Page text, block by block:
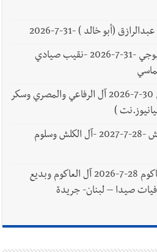
(أبو خالد ) -31-7-2026
وفاة الحاج مصطفى محمود بوجي -31-7-2026 -نقيب صيادي
وفاة الحاج نور الدين الرفاعي 30-7-2026 آل الرفاعي والمصري وسكر
)
وفاة الحاج حسن حسين الكلش -28-7-2027 -آل الكلش وسلوم
وفاة الحاجة غزالة محمد العاكوم 28-7-2026 آل العاكوم وبديع
صيدا – لبنان- جريدة